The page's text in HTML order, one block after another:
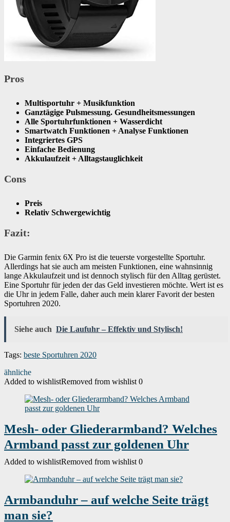
Pros
Multisportuhr + Musikfunktion
Ganztägige Pulsmessung. Gesundheitsmessungen
Alle Sportuhrfunktionen + Wasserdicht
Smartwatch Funktionen + Analyse Funktionen
Integriertes GPS
Einfache Bedienung
Akkulaufzeit + Alltagstauglichkeit
Cons
Preis
​Relativ Schwergewichtig
Fazit:
Die Garmin fenix 6X Pro ist die teuerste vorgestellte Sportuhr.
Allerdings hat sie auch am meisten Funktionen, eine wahnsinnig
lange Akkulaufzeit und ist dennoch stylisch für den Alltag gerüstet.
Eine Sportuhr für jeden der das Geld investieren möchte. Wert ist es
die Uhr in jedem Falle, daher auch mein klarer Favorit der besten
Sportuhren 2020.
Siehe auch Die Laufuhr – Effektiv und Stylisch!
Tags: beste Sportuhren 2020
ähnliche
Added to wishlistRemoved from wishlist 0
Mesh- oder Gliederarmband? Welches
Armband passt zur goldenen Uhr
Added to wishlistRemoved from wishlist 0
Armbanduhr – auf welche Seite trägt
man sie?